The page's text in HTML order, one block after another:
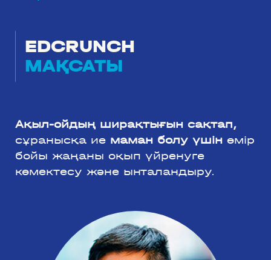
EDCRUNCH
МАҚСАТЫ
Ақыл-ойдың ширақтығын сақтап,
сұранысқа ие маман болу үшін өмір
бойы жаңаны оқып үйренуге
көмектесу және ынталандыру.